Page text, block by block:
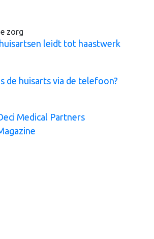
zorg
leidt tot haastwerk
de huisarts via de telefoon?
Medical Partners